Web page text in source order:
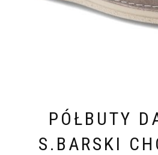
PÓŁBUTY
S.BARSKI